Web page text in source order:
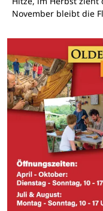
November bleibt die